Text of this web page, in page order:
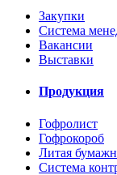
Закупки
Система
Вакансии
Выставки
Продукция
Гофролист
Гофрокороб
Литая
Система